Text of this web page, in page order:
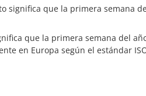
significa que la primera semana
que la primera semana del
en Europa según el estándar